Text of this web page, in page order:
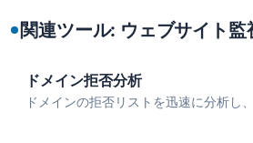
関連ツール: ウェブサイト監
ドメイン拒否分析
ドメインの拒否リストを迅速に分析し